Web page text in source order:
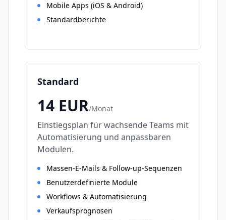
Mobile Apps (iOS & Android)
Standardberichte
Standard
14 EUR/Monat
Einstiegsplan für wachsende Teams mit
Automatisierung und anpassbaren
Modulen.
Massen-E-Mails & Follow-up-Sequenzen
Benutzerdefinierte Module
Workflows & Automatisierung
Verkaufsprognosen